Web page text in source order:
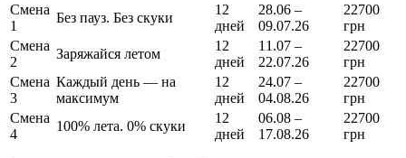
Смена
1
Без пауз. Без скуки
12
дней
28.06 –
09.07.26
22700
грн
Смена
2
Заряжайся летом
12
дней
11.07 –
22.07.26
22700
грн
Смена
3
Каждый день — на
максимум
12
дней
24.07 –
04.08.26
22700
грн
Смена
4
100% лета. 0% скуки
12
дней
06.08 –
17.08.26
22700
грн